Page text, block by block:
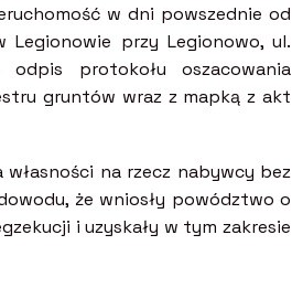
w dni powszednie od
Legionowie przy Legionowo, ul.
protokołu oszacowania
gruntów wraz z mapką z akt
na rzecz nabywcy bez
że wniosły powództwo o
i uzyskały w tym zakresie